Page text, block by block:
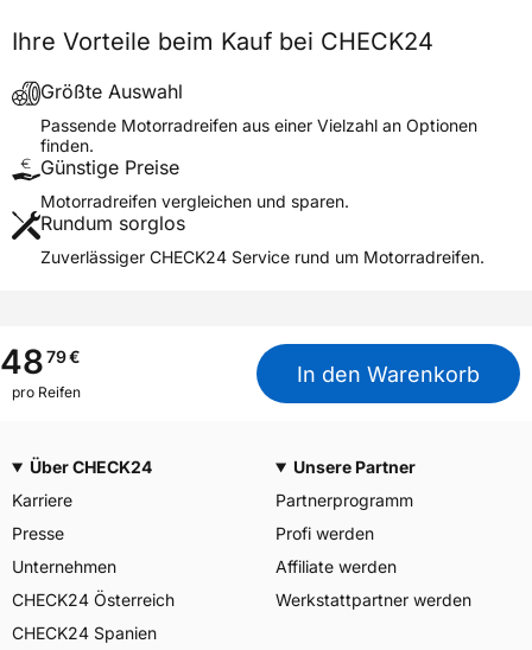
Fahrzeugtyp
Motorrad
Verwendung
Modellname
BEE CONNECT
Reifenposition
Motorradtyp
Scooter
Weitere Eigenschaften
M+S
Nein
Motorrad Kennzeichnung
M/C
Allgemeine Produktsicherheit (GPSR)
TVS Srichakra Limited,
Chennai India,
support@eurogriptyres.com
Verantwortliche in der EU
Italy,
Ihre Vorteile beim Kauf bei CHECK24
Größte Auswahl
Passende Motorradreifen aus einer Vielzahl an Optionen
finden.
Günstige Preise
Motorradreifen vergleichen und sparen.
Rundum sorglos
Zuverlässiger CHECK24 Service rund um Motorradreifen.
4879€
pro Reifen
In den Warenkorb
Über CHECK24
Karriere
Presse
Unternehmen
CHECK24 Österreich
CHECK24 Spanien
Unsere Partner
Partnerprogramm
Profi werden
Affiliate werden
Werkstattpartner werden